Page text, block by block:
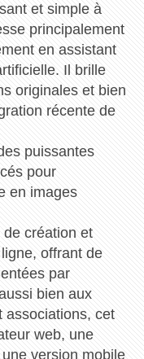
et simple à
principalement
en assistant
Il brille
originales et bien
récente de
puissantes
pour
en images
création et
offrant de
par
bien aux
associations, cet
web, une
version mobile